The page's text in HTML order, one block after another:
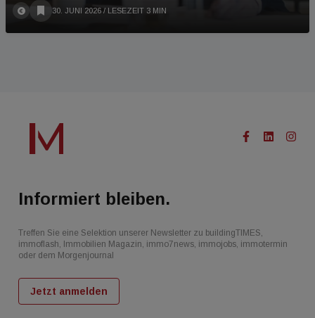
30. JUNI 2026 / LESEZEIT 3 MIN
Informiert bleiben.
Treffen Sie eine Selektion unserer Newsletter zu buildingTIMES,
immoflash, Immobilien Magazin, immo7news, immojobs, immotermin
oder dem Morgenjournal
Jetzt anmelden